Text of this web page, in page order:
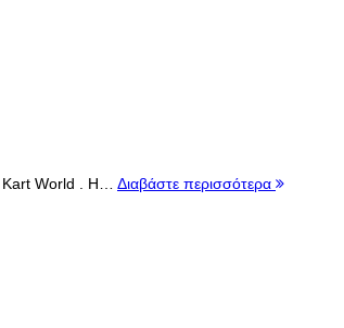
Kart World . Η… Διαβάστε περισσότερα